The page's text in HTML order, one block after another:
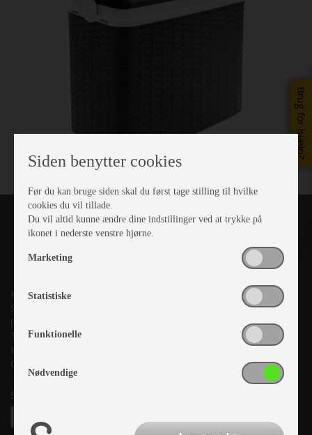
Brug for hjælp?
Kronjyllands Camping Center A/S
Suderholmen 10, 8960 Randers SØ
(Lige ud til Grenåvej)
Tlf. +45 87 10 98 70
Info@as-kcc.dk
CVR: 33 38 77 33
Samtykke til nyhedsbrev
Siden benytter cookies
Før du kan bruge siden skal du først tage stilling til hvilke
cookies du vil tillade.
Du vil altid kunne ændre dine indstillinger ved at trykke på
ikonet i nederste venstre hjørne.
Marketing
Statistiske
Funktionelle
Nødvendige